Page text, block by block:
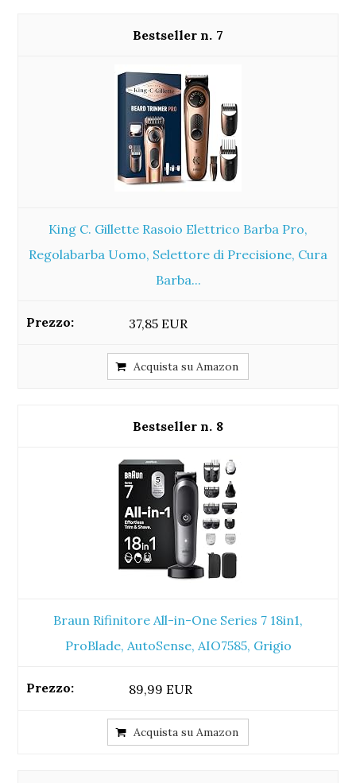
7
King C. Gillette Rasoio Elettrico Barba Pro,
Regolabarba Uomo, Selettore di Precisione, Cura
Barba...
37,85 EUR
Acquista su Amazon
8
Braun Rifinitore All-in-One Series 7 18in1,
ProBlade, AutoSense, AIO7585, Grigio
89,99 EUR
Acquista su Amazon